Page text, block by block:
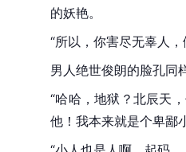
的妖艳。
“所以，你害尽无辜人
男人绝世俊朗的脸孔同
“哈哈，地狱？北辰天
他！我本来就是个卑鄙